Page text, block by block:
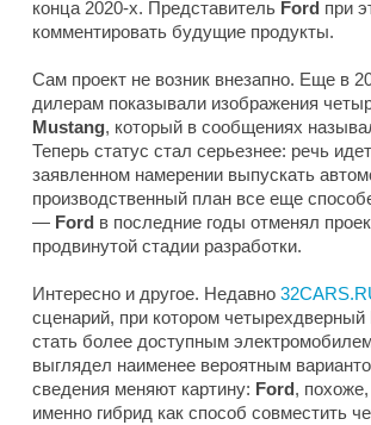
конца 2020-х. Представитель Ford при
комментировать будущие продукты.
Сам проект не возник внезапно. Еще в
дилерам показывали изображения
Mustang, который в сообщениях
Теперь статус стал серьезнее: речь
заявленном намерении выпускать
производственный план все еще
— Ford в последние годы отменял
продвинутой стадии разработки.
Интересно и другое. Недавно
сценарий, при котором четырехдверный
стать более доступным
выглядел наименее вероятным
сведения меняют картину: Ford,
именно гибрид как способ совместить